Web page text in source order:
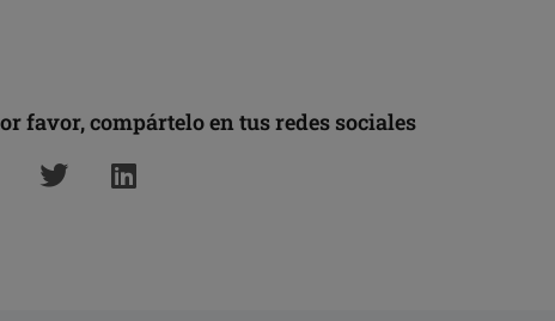
favor, compártelo en tus redes sociales